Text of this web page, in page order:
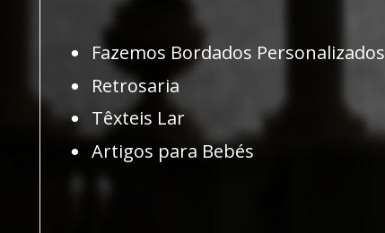
• Fazemos Bordados Personalizados
• Retrosaria
• Têxteis Lar
• Artigos para Bebés